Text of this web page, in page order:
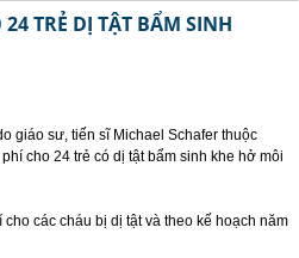
TRẺ DỊ TẬT BẨM SINH
giáo sư, tiến sĩ Michael Schafer thuộc
cho 24 trẻ có dị tật bẩm sinh khe hở môi
các cháu bị dị tật và theo kế hoạch năm